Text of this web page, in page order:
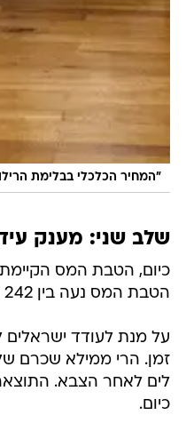
"המחיר הכלכלי בבלימת
שלב שני: מענק
הטבת המס נעה בין 242 שקל לחודש ועד 484 שקל לחודש, תלוי באורך השירות.
על מנת לעודד ישראלים
זמן. הרי ממילא שכרם
לים לאחר הצבא.
כיום.